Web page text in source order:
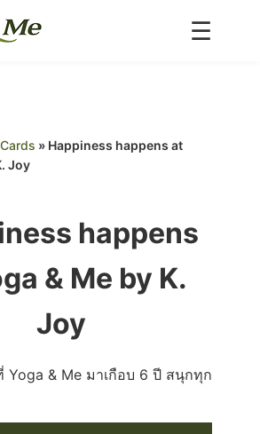
☰
» Happiness happens at
Joy
happens
& Me by K.
Joy
Yoga & Me มาเกือบ 6 ปี สนุกทุก